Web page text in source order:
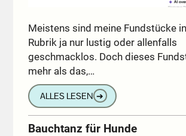
Meistens sind meine Fundstücke
Rubrik ja nur lustig oder allenfalls
geschmacklos. Doch dieses
mehr als das,…
ALLES LESEN ➔
Bauchtanz für Hunde